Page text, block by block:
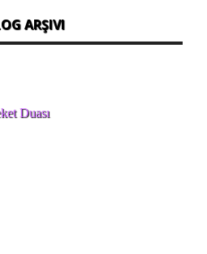
ARŞIVI
Duası